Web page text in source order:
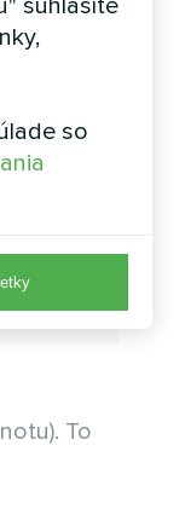
To
so